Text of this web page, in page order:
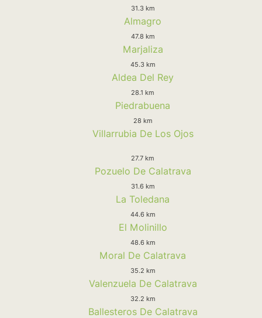
31.3 km
Almagro
47.8 km
Marjaliza
45.3 km
Aldea Del Rey
28.1 km
Piedrabuena
28 km
Villarrubia De Los Ojos
27.7 km
Pozuelo De Calatrava
31.6 km
La Toledana
44.6 km
El Molinillo
48.6 km
Moral De Calatrava
35.2 km
Valenzuela De Calatrava
32.2 km
Ballesteros De Calatrava